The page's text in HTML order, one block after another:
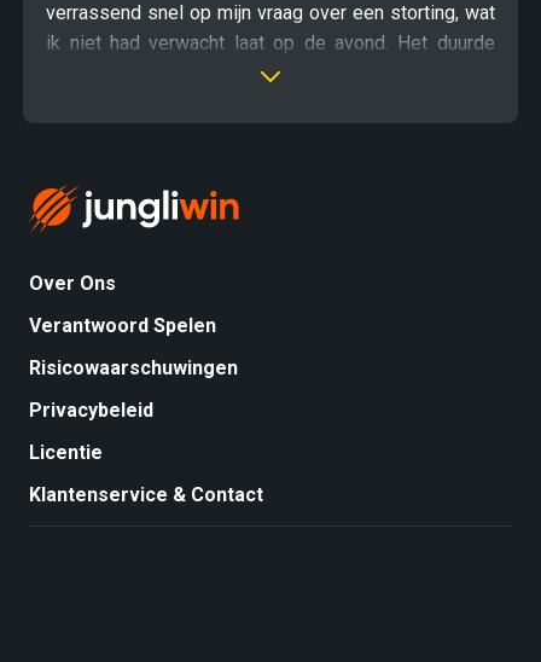
verrassend snel op mijn vraag over een storting, wat
ik niet had verwacht laat op de avond. Het duurde
even voordat ik de juiste optie vond in het menu,
het probleem netjes opgelost.
Over Ons
Verantwoord Spelen
Risicowaarschuwingen
Privacybeleid
Licentie
Klantenservice & Contact